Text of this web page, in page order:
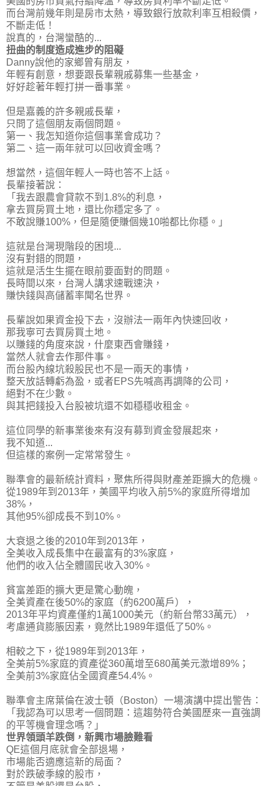
而台灣前幾年則是房市太熱，導致銀行放款利率互相殺價，
不斷走低！
說真的，台灣蠻酷的...
扭曲的制度造成進步的阻礙
Danny說他的家鄉曾有朋友，
年輕有創意，想要跟長輩親戚募集一些基金，
好好趁著年輕打拼一番事業。
但是嘉義的許多親戚長輩，
只問了這個朋友兩個問題。
第一、我怎知道你這個事業會成功？
第二、這一兩年就可以回收資金嗎？
想當然，這個年輕人一時也答不上話。
長輩接著說：
「我去跟農會貸款不到1.8%的利息，
拿去買房買土地，還比你穩定多了。
不敢說賺100%，但是隨便賺個幾10啪都比你穩。」
這就是台灣現階段的困境...
沒有對錯的問題，
這就是活生生擺在眼前要面對的問題。
長時間以來，台灣人講求速戰速決，
賺快錢與高儲蓄率聞名世界。
長輩說如果資金投下去，沒辦法一兩年內快速回收，
那我寧可去買房買土地。
以賺錢的角度來說，什麼東西會賺錢，
當然人就會去作那件事。
而台股內線坑殺股民也不是一兩天的事情，
整天放話轉虧為盈，或者EPS先喊高再調降的公司，
絕對不在少數。
與其把錢投入台股被坑還不如穩穩收租金。
這位同學的新事業後來有沒有募到資金發展起來，
我不知道...
但這樣的案例一定常常發生。
聯準會的最新統計資料，聚焦所得與財產差距擴大的危機。
從1989年到2013年，美國平均收入前5%的家庭所得增加
38%，
其他95%卻成長不到10%。
大衰退之後的2010年到2013年，
全美收入成長集中在最富有的3%家庭，
他們的收入佔全體國民收入30%。
貧富差距的擴大更是驚心動魄，
全美資產在後50%的家庭（約6200萬戶），
2013年平均資產僅約1萬1000美元（約新台幣33萬元），
考慮通貨膨脹因素，竟然比1989年還低了50%。
相較之下，從1989年到2013年，
全美前5%家庭的資產從360萬增至680萬美元激增89%；
全美前3%家庭佔全國資產54.4%。
聯準會主席葉倫在波士頓（Boston）一場演講中提出警告：
「我認為可以思考一個問題：這趨勢符合美國歷來一直強調
的平等機會理念嗎？」
世界領頭羊跌倒，新興市場臉難看
QE這個月底就會全部退場，
市場能否適應這新的局面？
對於跌破季線的股市，